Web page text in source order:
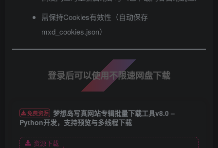
需保持Cookies有效性（自动保存
mxd_cookies.json）
登录后可以使用不限速网盘下载
免费资源 梦想岛写真网站专辑批量下载工具v8.0 –
Python开发，支持预览与多线程下载
资源下载